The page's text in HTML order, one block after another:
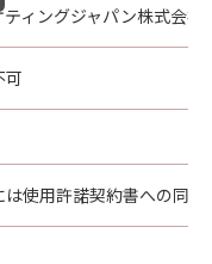
ィングジャパン株式会社
可
は使用許諾契約書への同意